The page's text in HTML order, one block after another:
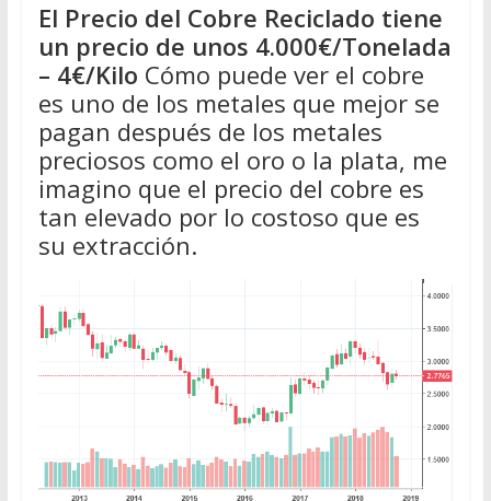
El Precio del Cobre Reciclado tiene
un precio de unos 4.000€/Tonelada
– 4€/Kilo Cómo puede ver el cobre
es uno de los metales que mejor se
pagan después de los metales
preciosos como el oro o la plata, me
imagino que el precio del cobre es
tan elevado por lo costoso que es
su extracción.